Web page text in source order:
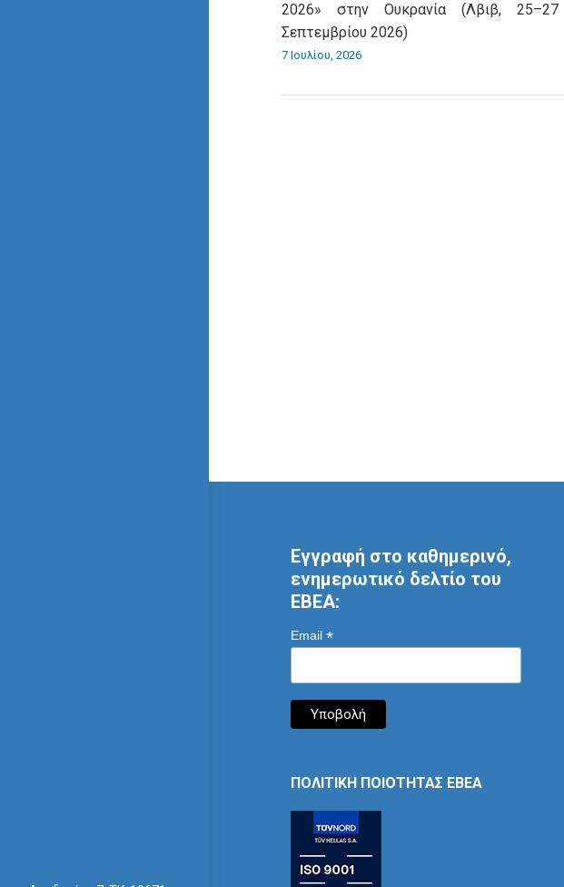
2026» στην Ουκρανία (Λβιβ, 25–27
Σεπτεμβρίου 2026)
7 Ιουλίου, 2026
Εγγραφή στο καθημερινό,
ενημερωτικό δελτίο του
ΕΒΕΑ:
Email *
ΠΟΛΙΤΙΚΗ ΠΟΙΟΤΗΤΑΣ ΕΒΕΑ